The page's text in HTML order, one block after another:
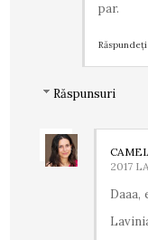
par.
Răspundeți
Răspunsuri
2017
Daaa,